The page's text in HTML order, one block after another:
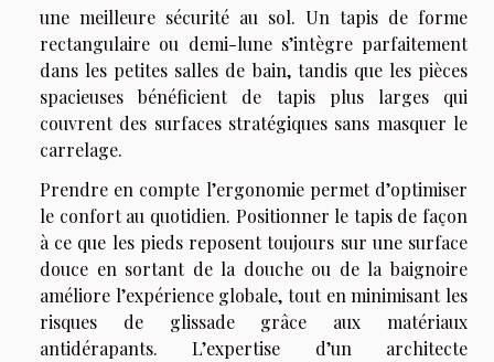
une meilleure sécurité au sol. Un tapis de forme
rectangulaire ou demi-lune s’intègre parfaitement
dans les petites salles de bain, tandis que les pièces
spacieuses bénéficient de tapis plus larges qui
couvrent des surfaces stratégiques sans masquer le
carrelage.
Prendre en compte l’ergonomie permet d’optimiser
le confort au quotidien. Positionner le tapis de façon
à ce que les pieds reposent toujours sur une surface
douce en sortant de la douche ou de la baignoire
améliore l’expérience globale, tout en minimisant les
risques de glissade grâce aux matériaux
antidérapants. L’expertise d’un architecte